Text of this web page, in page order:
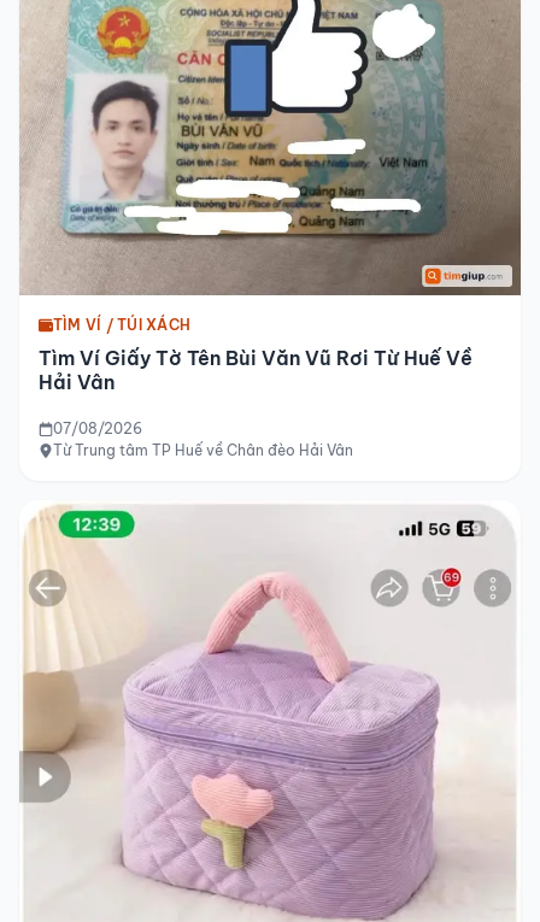
TÌM VÍ / TÚI XÁCH
Tìm Ví Giấy Tờ Tên Bùi Văn Vũ Rơi Từ Huế Về
Hải Vân
07/08/2026
Từ Trung tâm TP Huế về Chân đèo Hải Vân